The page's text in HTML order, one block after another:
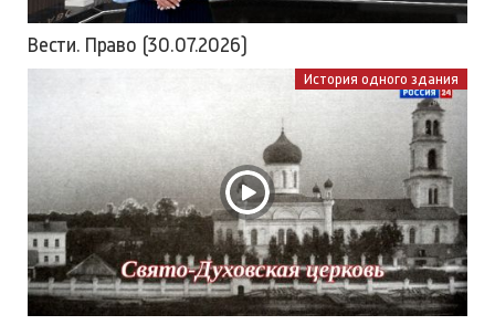
Вести. Право (30.07.2026)
История одного здания